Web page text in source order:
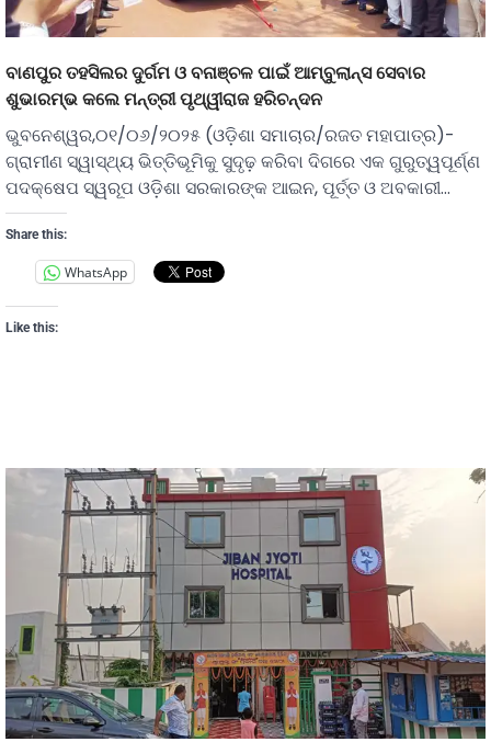
ବାଣପୁର ତହସିଲର ଦୁର୍ଗମ ଓ ବନାଞ୍ଚଳ ପାଇଁ ଆମ୍ବୁଲାନ୍ସ ସେବାର
ଶୁଭାରମ୍ଭ କଲେ ମନ୍ତ୍ରୀ ପୃଥ୍ୱୀରାଜ ହରିଚନ୍ଦନ
ଭୁବନେଶ୍ୱର,୦୧/୦୬/୨୦୨୫ (ଓଡ଼ିଶା ସମାଚାର/ରଜତ ମହାପାତ୍ର)-
ଗ୍ରାମୀଣ ସ୍ୱାସ୍ଥ୍ୟ ଭିତ୍ତିଭୂମିକୁ ସୁଦୃଢ଼ କରିବା ଦିଗରେ ଏକ ଗୁରୁତ୍ୱପୂର୍ଣ୍ଣ
ପଦକ୍ଷେପ ସ୍ୱରୂପ ଓଡ଼ିଶା ସରକାରଙ୍କ ଆଇନ, ପୂର୍ତ୍ତ ଓ ଅବକାରୀ…
Share this:
WhatsApp
Like this: